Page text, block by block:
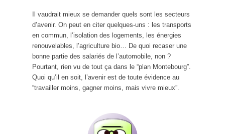
Il vaudrait mieux se demander quels sont les secteurs
d’avenir. On peut en citer quelques-uns : les transports
en commun, l’isolation des logements, les énergies
renouvelables, l’agriculture bio… De quoi recaser une
bonne partie des salariés de l’automobile, non ?
Pourtant, rien vu de tout ça dans le “plan Montebourg”.
Quoi qu’il en soit, l’avenir est de toute évidence au
“travailler moins, gagner moins, mais vivre mieux”.